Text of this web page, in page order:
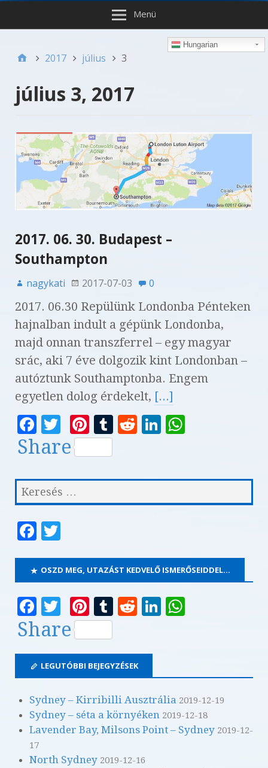
Menü
Hungarian
2017 július 3
július 3, 2017
2017. 06. 30. Budapest –
Southampton
nagykati 2017-07-03 0
2017. 06.30 Repülünk Londonba Pénteken
hajnalban indult a gépünk Londonba,
majd onnan transzferrel – egy magyar
srác, aki 7 éve dolgozik kint Londonban –
autóztunk Southamptonba. Engem
egyetlen dolog érdekelt, [...]
F
a
e
b
o
o
k
T
w
te
r
Pi
n
te
r
es
T
bl
r
R
di
t
Li
e
dI
s
A
Share
F
c
e
b
o
k
it
te
OSZD MEG, UTAZÁST KEDVELŐ ISMERŐSEIDDEL…
F
a
e
b
o
o
k
T
w
te
r
Pi
n
te
r
es
t
T
bl
r
R
di
t
Li
dI
n
A
p
p
Share
LEGUTÓBBI BEJEGYZÉSEK
Sydney – Kirribilli Ausztrália 2019-12-19
Sydney – séta a környéken 2019-12-18
Lavender Bay, Milsons Point – Sydney 2019-12-
17
North Sydney 2019-12-16